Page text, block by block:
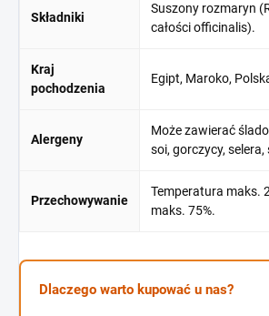
Składniki
Suszony rozmaryn
całości officinalis).
Kraj
pochodzenia
Egipt, Maroko,
Alergeny
Może zawierać
soi, gorczycy,
Przechowywanie
Temperatura maks.
maks. 75%.
Dlaczego warto kupować u nas?